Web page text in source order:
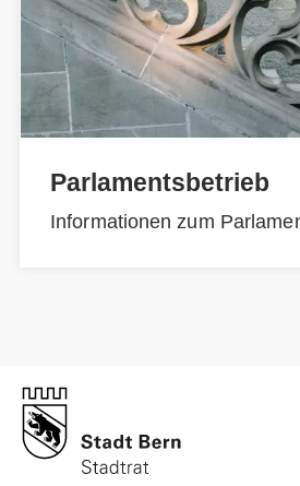
Parlamentsbetrieb
Informationen zum